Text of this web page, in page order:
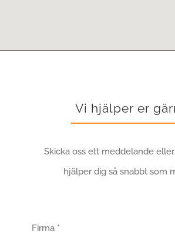
Vi hjälper er
Skicka oss ett meddelande eller
hjälper dig så snabbt som
Firma *